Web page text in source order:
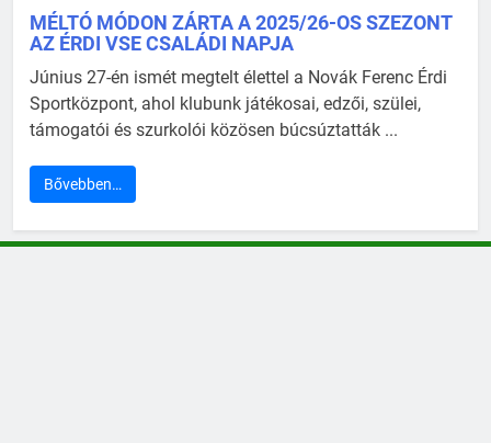
MÉLTÓ MÓDON ZÁRTA A 2025/26-OS SZEZONT
AZ ÉRDI VSE CSALÁDI NAPJA
Június 27-én ismét megtelt élettel a Novák Ferenc Érdi
Sportközpont, ahol klubunk játékosai, edzői, szülei,
támogatói és szurkolói közösen búcsúztatták ...
Bővebben…